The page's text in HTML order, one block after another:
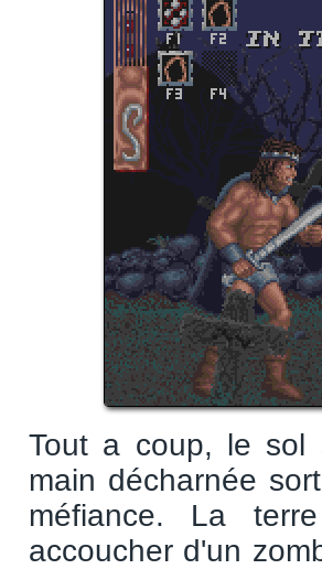
Tout a coup, le sol
main décharnée
méfiance. La
accoucher d'un